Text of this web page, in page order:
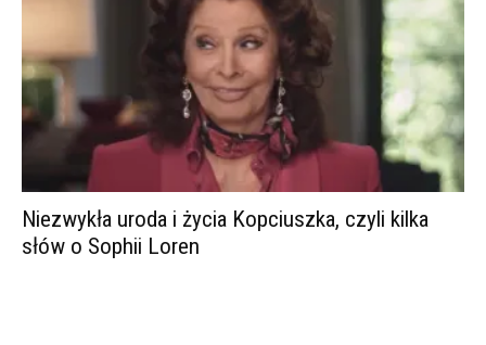
Niezwykła uroda i życia Kopciuszka, czyli kilka
słów o Sophii Loren